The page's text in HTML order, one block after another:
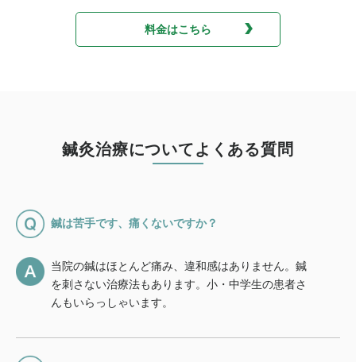
料金はこちら
鍼灸治療についてよくある質問
鍼は苦手です、痛くないですか？
当院の鍼はほとんど痛み、違和感はありません。鍼
を刺さない治療法もあります。小・中学生の患者さ
んもいらっしゃいます。